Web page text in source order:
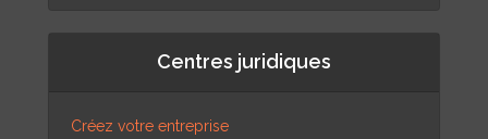
Centres juridiques
Créez votre entreprise